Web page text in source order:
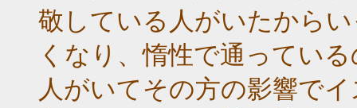
敬している人がいたから
くなり、惰性で通ってい
人がいてその方の影響で